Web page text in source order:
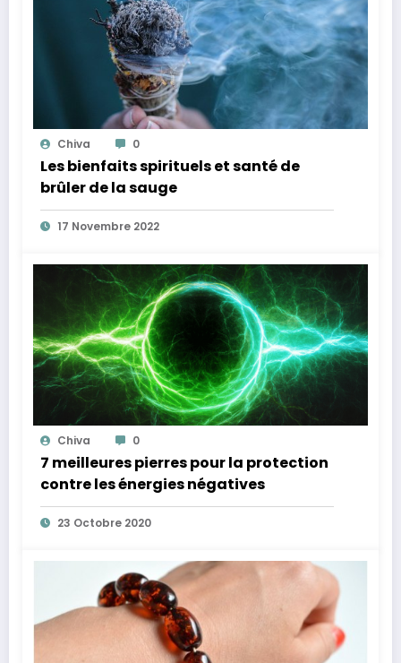
Chiva 0
Les bienfaits spirituels et santé de
brûler de la sauge
17 Novembre 2022
Chiva 0
7 meilleures pierres pour la protection
contre les énergies négatives
23 Octobre 2020